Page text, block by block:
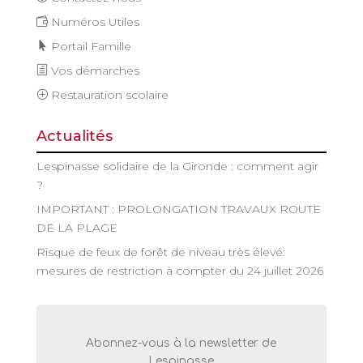
Numéros Utiles
Portail Famille
Vos démarches
Restauration scolaire
Actualités
Lespinasse solidaire de la Gironde : comment agir
?
IMPORTANT : PROLONGATION TRAVAUX ROUTE
DE LA PLAGE
Risque de feux de forêt de niveau très élevé:
mesures de restriction à compter du 24 juillet 2026
Abonnez-vous à la newsletter de